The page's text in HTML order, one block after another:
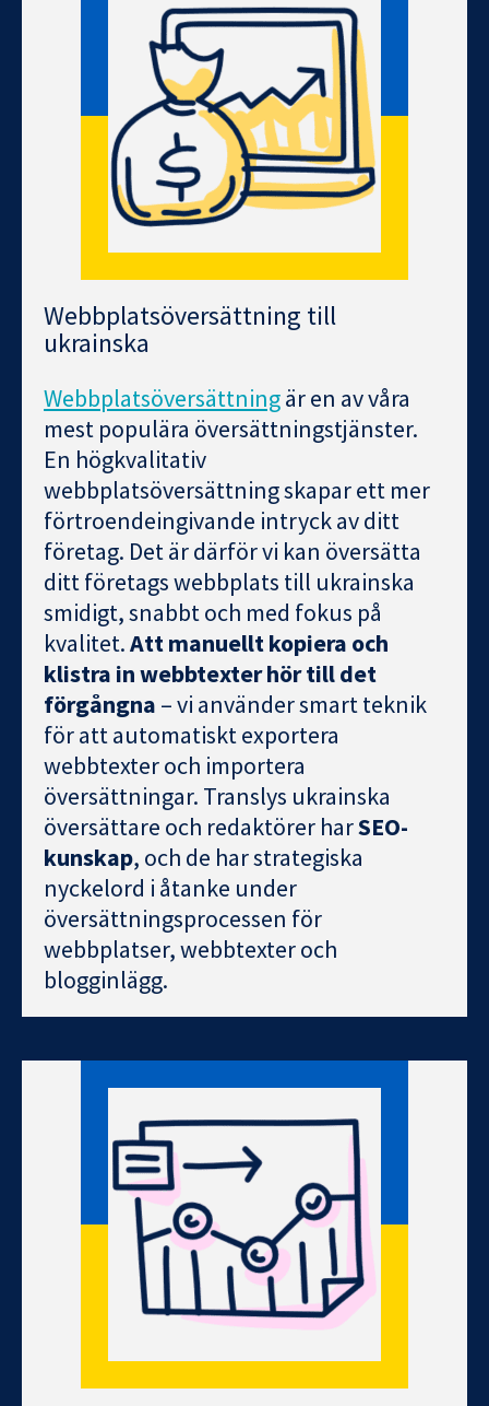
Webbplatsöversättning till
ukrainska
Webbplatsöversättningär en av våra
mest populära översättningstjänster.
En högkvalitativ
webbplatsöversättning skapar ett mer
förtroendeingivande intryck av ditt
företag. Det är därför vi kan översätta
ditt företags webbplats till ukrainska
smidigt, snabbt och med fokus på
kvalitet.Att manuellt kopiera och
klistra in webbtexter hör till det
förgångna – vi använder smart teknik
för att automatiskt exportera
webbtexter och importera
översättningar. Translys ukrainska
översättare och redaktörer harSEO-
kunskap, och de har strategiska
nyckelord i åtanke under
översättningsprocessen för
webbplatser, webbtexter och
blogginlägg.